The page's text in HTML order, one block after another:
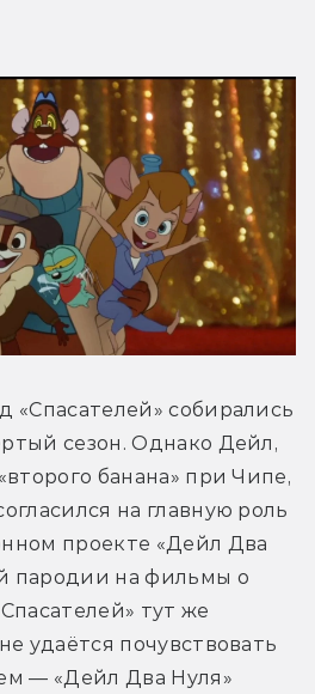
«Спасателей» собирались
сезон. Однако Дейл,
банана» при Чипе,
на главную роль
проекте «Дейл Два
пародии на фильмы о
тут же
удаётся почувствовать
— «Дейл Два Нуля»